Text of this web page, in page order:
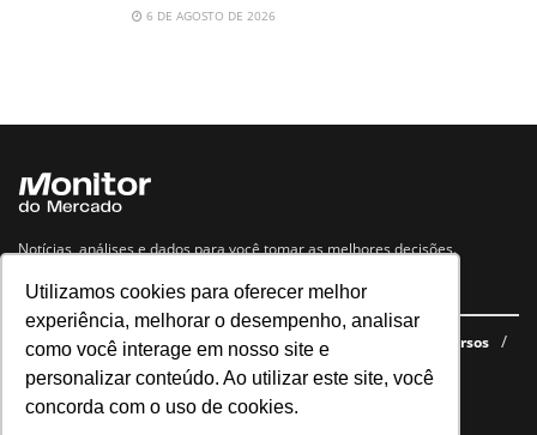
Utilizamos cookies para oferecer melhor
experiência, melhorar o desempenho, analisar
como você interage em nosso site e
personalizar conteúdo. Ao utilizar este site, você
concorda com o uso de cookies.
6 DE AGOSTO DE 2026
Notícias, análises e dados para você tomar as melhores decisões.
Navegue no site
Últimas notícias Quem somos E-books gratuitos
Cursos
Política de privacidade